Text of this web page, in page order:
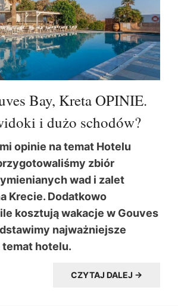
Bay, Kreta OPINIE.
i dużo schodów?
opinie na temat Hotelu
zbiór
wad i zalet
Krecie. Dodatkowo
kosztują wakacje w Gouves
najważniejsze
hotelu.
CZYTAJ DALEJ →